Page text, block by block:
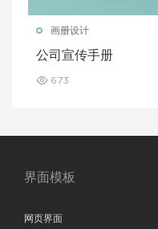
画册设计
公司宣传手册
673
界面模板
网页界面